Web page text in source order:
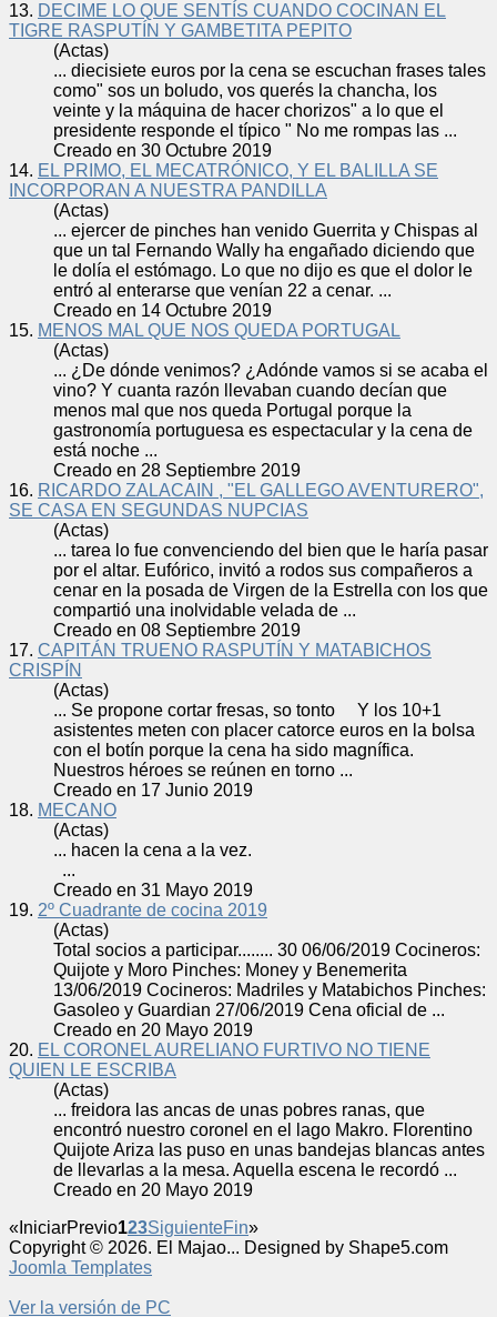
13. DECIME LO QUE SENTÍS CUANDO COCINAN EL
TIGRE RASPUTÍN Y GAMBETITA PEPITO
(Actas)
... diecisiete euros por la cena se escuchan frases tales
como" sos un boludo, vos querés la chancha, los
veinte y la máquina de hacer chorizos" a lo que el
presidente responde el típico " No me rompas las ...
Creado en 30 Octubre 2019
14. EL PRIMO, EL MECATRÓNICO, Y EL BALILLA SE
INCORPORAN A NUESTRA PANDILLA
(Actas)
... ejercer de pinches han venido Guerrita y Chispas al
que un tal Fernando Wally ha engañado diciendo que
le dolía el estómago. Lo que no dijo es que el dolor le
entró al enterarse que venían 22 a cenar. ...
Creado en 14 Octubre 2019
15. MENOS MAL QUE NOS QUEDA PORTUGAL
(Actas)
... ¿De dónde venimos? ¿Adónde vamos si se acaba el
vino? Y cuanta razón llevaban cuando decían que
menos mal que nos queda Portugal porque la
gastronomía portuguesa es espectacular y la cena de
está noche ...
Creado en 28 Septiembre 2019
16. RICARDO ZALACAIN , "EL GALLEGO AVENTURERO",
SE CASA EN SEGUNDAS NUPCIAS
(Actas)
... tarea lo fue convenciendo del bien que le haría pasar
por el altar. Eufórico, invitó a rodos sus compañeros a
cenar en la posada de Virgen de la Estrella con los que
compartió una inolvidable velada de ...
Creado en 08 Septiembre 2019
17. CAPITÁN TRUENO RASPUTÍN Y MATABICHOS
CRISPÍN
(Actas)
... Se propone cortar fresas, so tonto Y los 10+1
asistentes meten con placer catorce euros en la bolsa
con el botín porque la cena ha sido magnífica.
Nuestros héroes se reúnen en torno ...
Creado en 17 Junio 2019
18. MECANO
(Actas)
... hacen la cena a la vez.
...
Creado en 31 Mayo 2019
19. 2º Cuadrante de cocina 2019
(Actas)
Total socios a participar........ 30 06/06/2019 Cocineros:
Quijote y Moro Pinches: Money y Benemerita
13/06/2019 Cocineros: Madriles y Matabichos Pinches:
Gasoleo y Guardian 27/06/2019 Cena oficial de ...
Creado en 20 Mayo 2019
20. EL CORONEL AURELIANO FURTIVO NO TIENE
QUIEN LE ESCRIBA
(Actas)
... freidora las ancas de unas pobres ranas, que
encontró nuestro coronel en el lago Makro. Florentino
Quijote Ariza las puso en unas bandejas blancas antes
de llevarlas a la mesa. Aquella escena le recordó ...
Creado en 20 Mayo 2019
« IniciarPrevio123SiguienteFin»
Copyright © 2026. El Majao... Designed by Shape5.com
Joomla Templates
Ver la versión de PC